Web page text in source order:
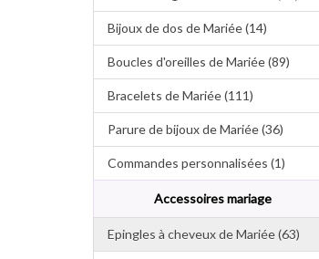
Bijoux de dos de Mariée (14)
Boucles d'oreilles de Mariée (89)
Bracelets de Mariée (111)
Parure de bijoux de Mariée (36)
Commandes personnalisées (1)
Accessoires mariage
Epingles à cheveux de Mariée (63)